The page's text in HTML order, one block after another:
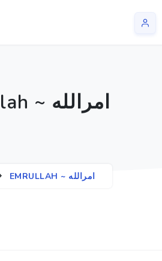
Emrullah ~ امرالله
EMRULLAH ~ امرالله